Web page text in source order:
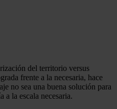
del territorio versus
frente a la necesaria, hace
no sea una buena solución para
a la escala necesaria.